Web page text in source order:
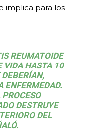
implica para los
REUMATOIDE
VIDA HASTA 10
ENFERMEDAD.
PROCESO
DESTRUYE
DEL